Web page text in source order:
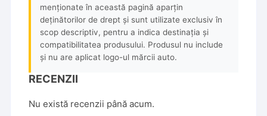
menționate în această pagină aparțin
deținătorilor de drept și sunt utilizate exclusiv în
scop descriptiv, pentru a indica destinația și
compatibilitatea produsului. Produsul nu include
și nu are aplicat logo-ul mărcii auto.
RECENZII
Nu există recenzii până acum.